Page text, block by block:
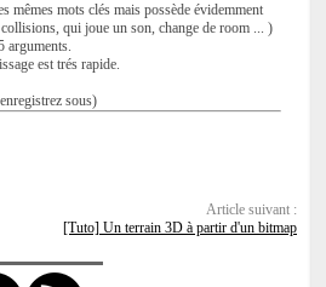
mêmes mots clés mais possède évidemment
qui joue un son, change de room ... )
arguments.
est trés rapide.
sous)
Article suivant :
[Tuto] Un terrain 3D à partir d'un bitmap